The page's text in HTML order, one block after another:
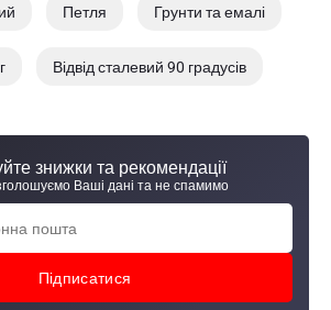
Петля Грунти та емалі
Відвід сталевий 90 градусів
знижки та рекомендації
Ваші дані та не спамимо